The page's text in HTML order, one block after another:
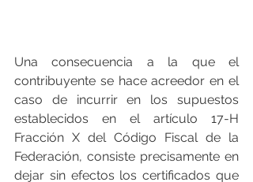
Una consecuencia a la que el
contribuyente se hace acreedor en el
caso de incurrir en los supuestos
establecidos en el artículo 17-H
Fracción X del Código Fiscal de la
Federación, consiste precisamente en
dejar sin efectos los certificados que